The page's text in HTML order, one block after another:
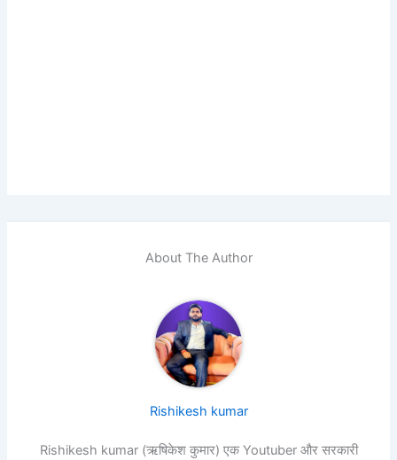
About The Author
Rishikesh kumar
Rishikesh kumar (ऋषिकेश कुमार) एक Youtuber और सरकारी